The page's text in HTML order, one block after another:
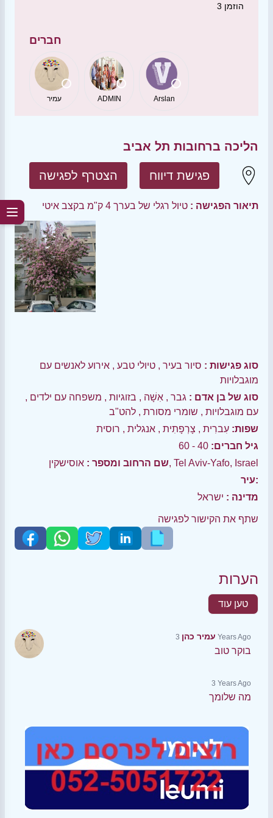
3 הוזמן
חברים
עמיר ADMIN Arslan
הליכה ברחובות תל אביב
הצטרף לפגישה פגישת דיווח
תיאור הפגישה : טיול רגלי של בערך 4 ק"מ בקצב איטי
סוג פגישות : סיור בעיר , טיולי טבע , אירוע לאנשים עם
מוגבלויות
סוג של בן אדם : גבר , אִשָׁה , בזוגיות , משפחה עם ילדים ,
עם מוגבלויות , שומרי מסורת , להט"ב
שפות: עִברִית , צָרְפָתִית , אנגלית , רוסית
גיל חברים: 40 - 60
שם הרחוב ומספר :אוסישקין, Tel Aviv-Yafo, Israel
עיר:
מדינה : ישראל
שתף את הקישור לפגישה
הערות
טען עוד
עמיר כהן 3 Years Ago
בוקר טוב
3 Years Ago
מה שלומך